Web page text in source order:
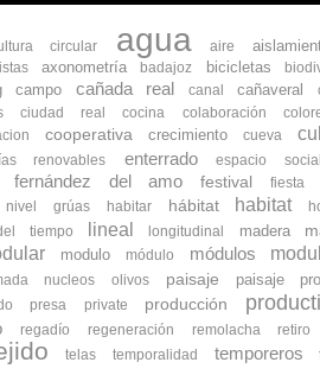
circular agua aire
axonometría badajoz bicicletas
campo cañada real canal cañaveral
ciudad real cocina colaboración
cooperativa crecimiento cueva
renovables enterrado espacio social
fernández del amo festival fiesta
grúas habitar hábitat habitat
tiempo lineal longitudinal madera
modulo módulo módulos
nucleos olivos paisaje paisaje
presa private producción
regadío regeneración remolacha retiro
telas temporalidad temporeros